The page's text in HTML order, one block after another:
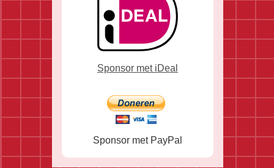
Sponsor met iDeal
Sponsor met PayPal